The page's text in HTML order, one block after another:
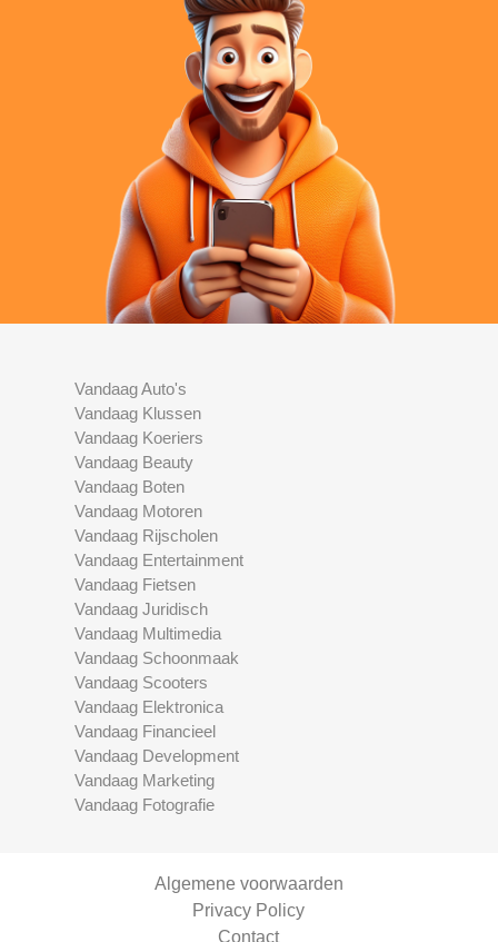
Vandaag Auto's
Vandaag Klussen
Vandaag Koeriers
Vandaag Beauty
Vandaag Boten
Vandaag Motoren
Vandaag Rijscholen
Vandaag Entertainment
Vandaag Fietsen
Vandaag Juridisch
Vandaag Multimedia
Vandaag Schoonmaak
Vandaag Scooters
Vandaag Elektronica
Vandaag Financieel
Vandaag Development
Vandaag Marketing
Vandaag Fotografie
Algemene voorwaarden
Privacy Policy
Contact